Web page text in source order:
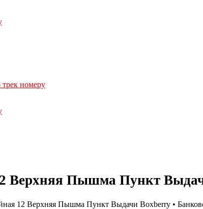
Верхняя Пышма Пункт
12 Верхняя Пышма Пункт Выдачи Boxberry •